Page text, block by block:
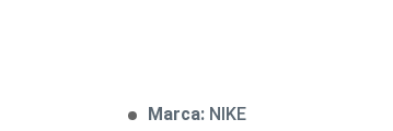
Marca: NIKE